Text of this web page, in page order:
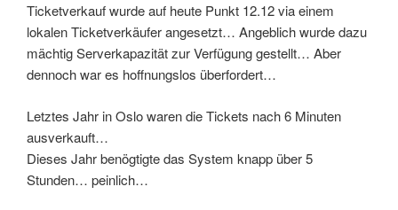
Ticketverkauf wurde auf heute Punkt 12.12 via einem
lokalen Ticketverkäufer angesetzt… Angeblich wurde dazu
mächtig Serverkapazität zur Verfügung gestellt… Aber
dennoch war es hoffnungslos überfordert…
Letztes Jahr in Oslo waren die Tickets nach 6 Minuten
ausverkauft…
Dieses Jahr benögtigte das System knapp über 5
Stunden… peinlich…